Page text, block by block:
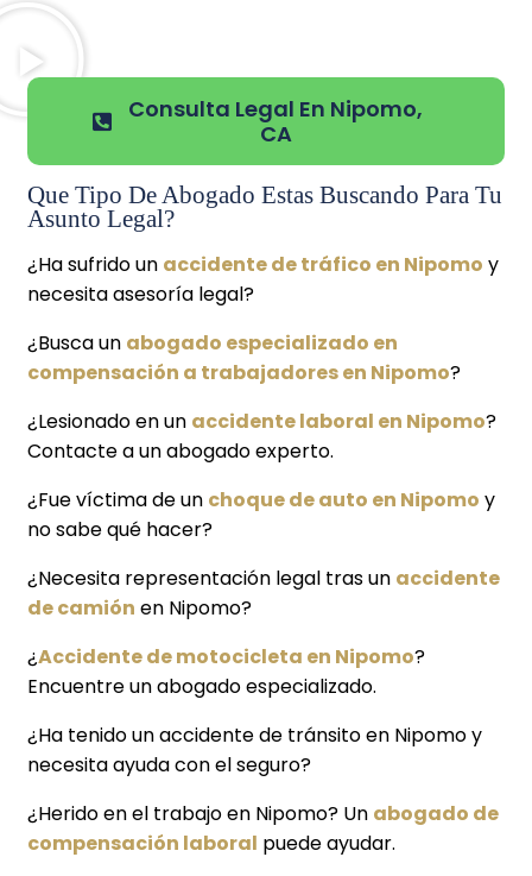
Consulta Legal En Nipomo,
CA
Que Tipo De Abogado Estas Buscando Para Tu
Asunto Legal?
¿Ha sufrido un accidente de tráfico en Nipomo y
necesita asesoría legal?
¿Busca un abogado especializado en
compensación a trabajadores en Nipomo?
¿Lesionado en un accidente laboral en Nipomo?
Contacte a un abogado experto.
¿Fue víctima de un choque de auto en Nipomo y
no sabe qué hacer?
¿Necesita representación legal tras un accidente
de camión en Nipomo?
¿Accidente de motocicleta en Nipomo?
Encuentre un abogado especializado.
¿Ha tenido un accidente de tránsito en Nipomo y
necesita ayuda con el seguro?
¿Herido en el trabajo en Nipomo? Un abogado de
compensación laboral puede ayudar.